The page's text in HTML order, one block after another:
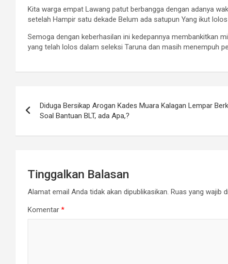
Kita warga empat Lawang patut berbangga dengan adanya
setelah Hampir satu dekade Belum ada satupun Yang ikut
Semoga dengan keberhasilan ini kedepannya membankitkan
yang telah lolos dalam seleksi Taruna dan masih menempuh
pos
Diduga Bersikap Arogan Kades Muara Kalagan Lempar
Soal Bantuan BLT, ada Apa,?
Tinggalkan Balasan
Alamat email Anda tidak akan dipublikasikan. Ruas yang wajib
Komentar *